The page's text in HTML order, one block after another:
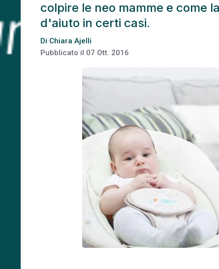
colpire le neo mamme e come
d'aiuto in certi casi.
Di Chiara Ajelli
Pubblicato il 07 Ott. 2016